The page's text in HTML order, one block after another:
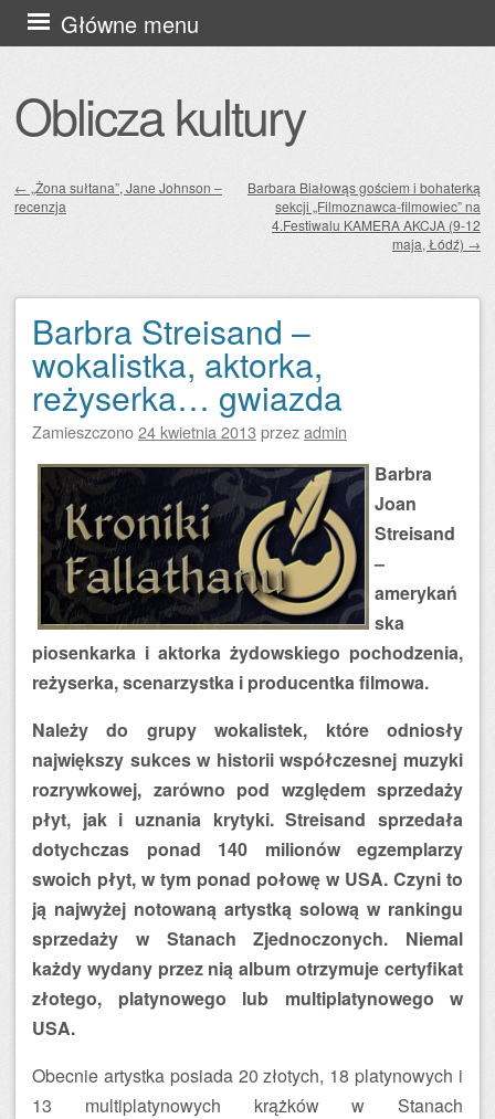
Oblicza kultury
Główne menu
Przejdź
do
Zobacz wpisy
← „Żona sułtana”, Jane Johnson –
recenzja
Barbara Białowąs gościem i bohaterką
sekcji „Filmoznawca-filmowiec” na
4.Festiwalu KAMERA AKCJA (9-12
maja, Łódź) →
Barbra Streisand –
wokalistka, aktorka,
reżyserka… gwiazda
Zamieszczono24 kwietnia 2013 przezadmin
Barbra
Joan
Streisand
–
amerykań
ska
piosenkarka i aktorka żydowskiego pochodzenia,
reżyserka, scenarzystka i producentka filmowa.
Należy do grupy wokalistek, które odniosły
największy sukces w historii współczesnej muzyki
rozrywkowej, zarówno pod względem sprzedaży
płyt, jak i uznania krytyki. Streisand sprzedała
dotychczas ponad 140 milionów egzemplarzy
swoich płyt, w tym ponad połowę w USA. Czyni to
ją najwyżej notowaną artystką solową w rankingu
sprzedaży w Stanach Zjednoczonych. Niemal
każdy wydany przez nią album otrzymuje certyfikat
złotego, platynowego lub multiplatynowego w
USA.
Obecnie artystka posiada 20 złotych, 18 platynowych i
13 multiplatynowych krążków w Stanach